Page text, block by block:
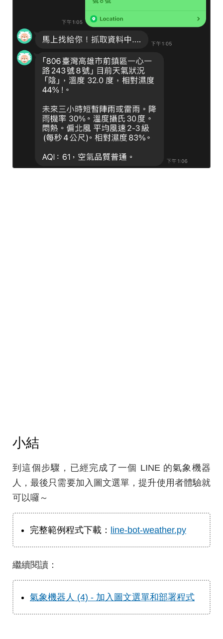
小結
到這個步驟，已經完成了一個 LINE 的氣象機器
人，最後只需要加入圖文選單，提升使用者體驗就
可以囉～
完整範例程式下載： line-bot-weather.py
繼續閱讀：
氣象機器人 (4) - 加入圖文選單和部署程式